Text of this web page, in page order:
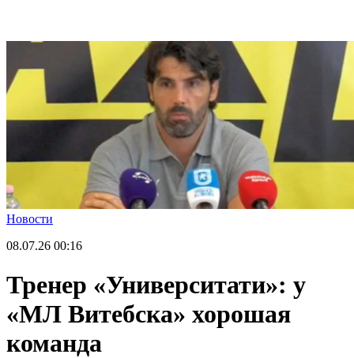
Новости
08.07.26 00:16
Тренер «Университати»: у
«МЛ Витебска» хорошая
команда